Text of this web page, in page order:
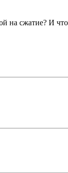
на сжатие? И что